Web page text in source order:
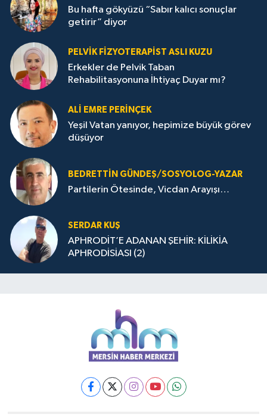
Bu hafta gökyüzü “Sabır kalıcı sonuçlar
getirir” diyor
PELVIK FIZYOTERAPIST ASLI KUZU
Erkekler de Pelvik Taban
Rehabilitasyonuna İhtiyaç Duyar mı?
ALİ EMRE PERİNÇEK
Yeşil Vatan yanıyor, hepimize büyük görev
düşüyor
BEDRETTIN GÜNDEŞ/SOSYOLOG-YAZAR
Partilerin Ötesinde, Vicdan Arayışı…
SERDAR KUŞ
APHRODİT’E ADANAN ŞEHİR: KİLİKİA
APHRODİSİASI (2)